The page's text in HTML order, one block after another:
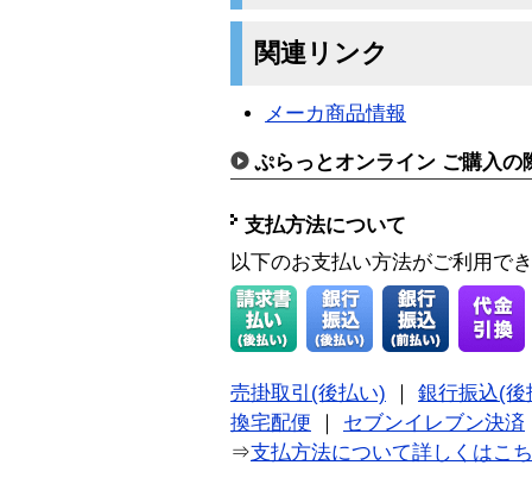
関連リンク
メーカ商品情報
ぷらっとオンライン ご購入の
支払方法について
以下のお支払い方法がご利用で
売掛取引(後払い)
銀行振込(後
換宅配便
セブンイレブン決済
⇒支払方法について詳しくはこ